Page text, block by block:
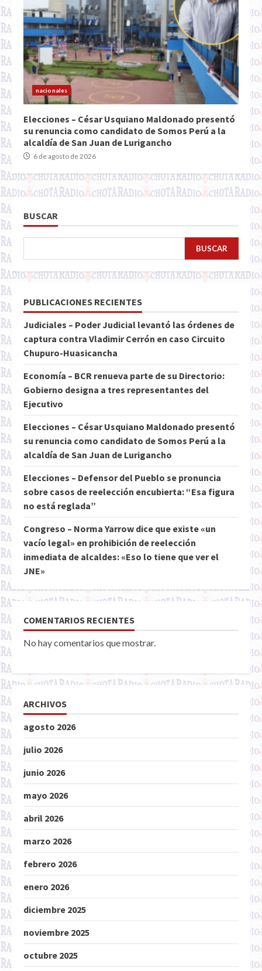
nacionales
Elecciones – César Usquiano Maldonado presentó
su renuncia como candidato de Somos Perú a la
alcaldía de San Juan de Lurigancho
6 de agosto de 2026
BUSCAR
BUSCAR
PUBLICACIONES RECIENTES
Judiciales – Poder Judicial levantó las órdenes de
captura contra Vladimir Cerrón en caso Circuito
Chupuro-Huasicancha
Economía – BCR renueva parte de su Directorio:
Gobierno designa a tres representantes del
Ejecutivo
Elecciones – César Usquiano Maldonado presentó
su renuncia como candidato de Somos Perú a la
alcaldía de San Juan de Lurigancho
Elecciones – Defensor del Pueblo se pronuncia
sobre casos de reelección encubierta: “Esa figura
no está reglada”
Congreso – Norma Yarrow dice que existe «un
vacío legal» en prohibición de reelección
inmediata de alcaldes: «Eso lo tiene que ver el
JNE»
COMENTARIOS RECIENTES
No hay comentarios que mostrar.
ARCHIVOS
agosto 2026
julio 2026
junio 2026
mayo 2026
abril 2026
marzo 2026
febrero 2026
enero 2026
diciembre 2025
noviembre 2025
octubre 2025